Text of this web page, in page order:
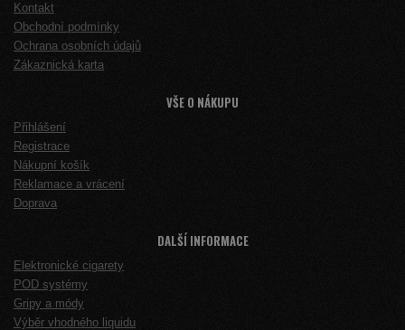
Kontakt
Obchodní podmínky
Ochrana osobních údajů
Zákaznická karta
VŠE O NÁKUPU
Přihlášení
Registrace
Nákupní košík
Reklamace a vrácení
Doprava
DALŠÍ INFORMACE
Elektronické cigarety
POD systémy
Gripy a módy
Výběr vhodného liquidu